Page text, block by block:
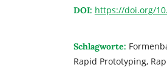
DOI: https://doi.org/
Schlagworte:
Rapid Prototyping,